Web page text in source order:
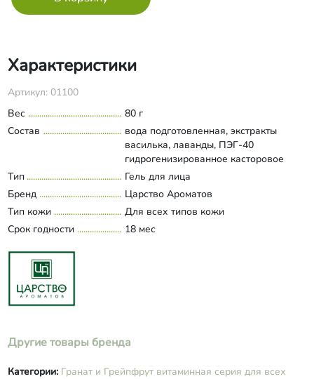
Характеристики
Артикул: 01100
Вес
80 г
Состав
вода подготовленная, экстракты
василька, лаванды, ПЭГ-40
гидрогенизированное касторовое
масло, аммониум
акрилоилдиметилтаурат, сок граната,
экстракт алоэ, сок грейпфрута, масло
зародышей риса, гиалуроновая
кислота, янтарная кислота, калия
Развернуть состав
Тип
Гель для лица
Бренд
Царство Ароматов
Тип кожи
Для всех типов кожи
Срок годности
18 мес
Другие товары бренда
Категории: Гранат и Грейпфрут витаминная серия для всех